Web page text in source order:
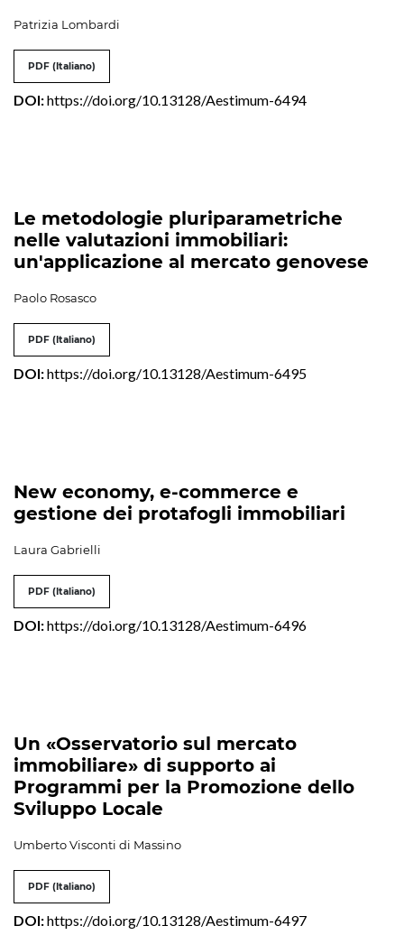
Patrizia Lombardi
PDF (Italiano)
DOI:https://doi.org/10.13128/Aestimum-6494
Le metodologie pluriparametriche
nelle valutazioni immobiliari:
un'applicazione al mercato genovese
Paolo Rosasco
PDF (Italiano)
DOI:https://doi.org/10.13128/Aestimum-6495
New economy, e-commerce e
gestione dei protafogli immobiliari
Laura Gabrielli
PDF (Italiano)
DOI:https://doi.org/10.13128/Aestimum-6496
Un «Osservatorio sul mercato
immobiliare» di supporto ai
Programmi per la Promozione dello
Sviluppo Locale
Umberto Visconti di Massino
PDF (Italiano)
DOI:https://doi.org/10.13128/Aestimum-6497